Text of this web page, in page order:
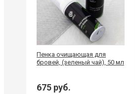
Пенка очищающая для
бровей, (зеленый чай), 50 мл
675 руб.